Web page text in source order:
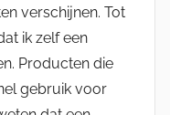
verschijnen. Tot
ik zelf een
Producten die
gebruik voor